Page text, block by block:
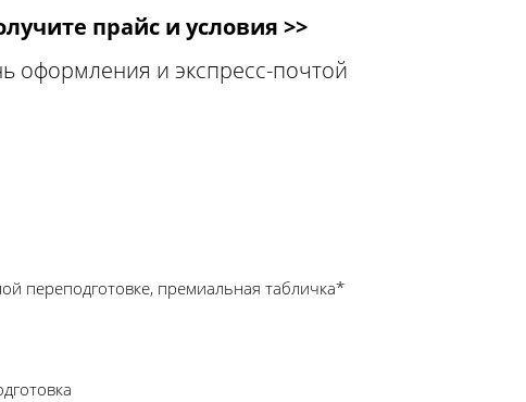
прайс и условия >>
оформления и экспресс-почтой
переподготовке, премиальная табличка*